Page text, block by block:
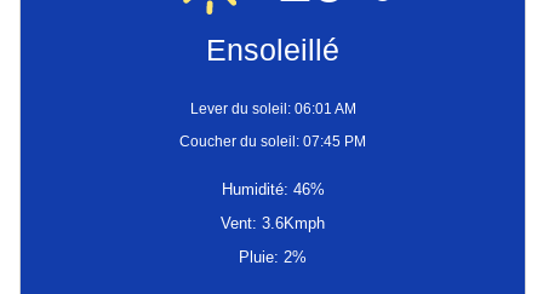
Ensoleillé
Lever du soleil: 06:01 AM
Coucher du soleil: 07:45 PM
Humidité: 46%
Vent: 3.6Kmph
Pluie: 2%